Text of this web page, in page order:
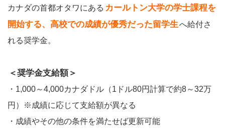
カナダの首都オタワにある カールトン大学の学士課程を
開始する、高校での成績が優秀だった留学生へ給付さ
れる奨学金。
＜奨学金支給額＞
・1,000～4,000カナダドル（1ドル80円計算で約8～32万
円）※成績に応じて支給額が異なる
・成績やその他の条件を満たせば更新可能